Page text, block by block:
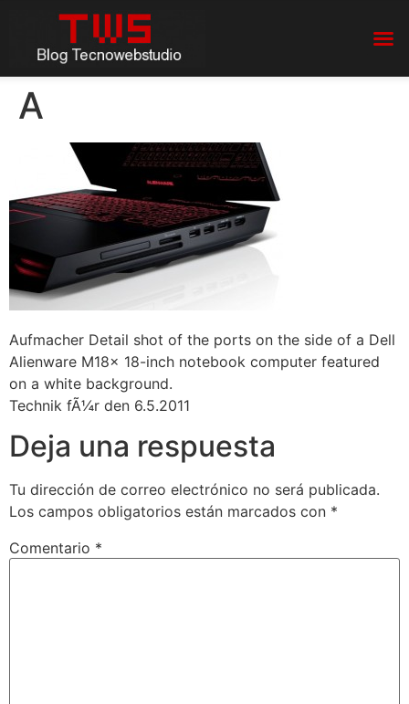
A
Aufmacher Detail shot of the ports on the side of a Dell
Alienware M18x 18-inch notebook computer featured
on a white background.
Technik fÃ¼r den 6.5.2011
Deja una respuesta
Tu dirección de correo electrónico no será publicada.
Los campos obligatorios están marcados con *
Comentario *